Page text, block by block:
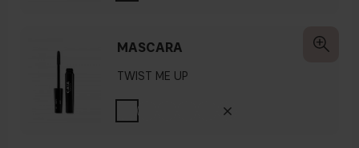
MASCARA
TWIST ME UP